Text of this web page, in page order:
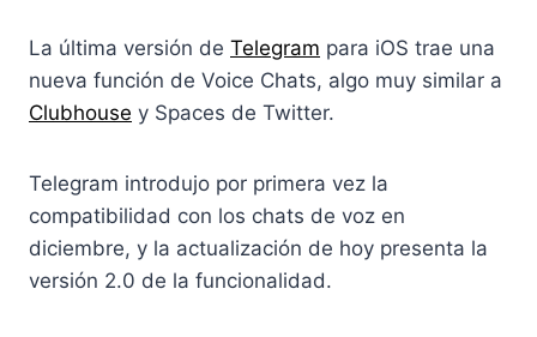
La última versión de Telegram para iOS trae una
nueva función de Voice Chats, algo muy similar a
Clubhouse y Spaces de Twitter.
Telegram introdujo por primera vez la
compatibilidad con los chats de voz en
diciembre, y la actualización de hoy presenta la
versión 2.0 de la funcionalidad.